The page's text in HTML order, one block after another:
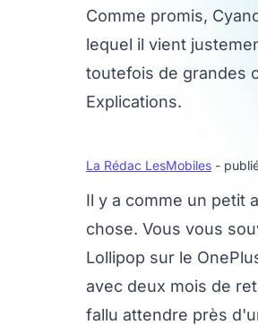
Comme promis,
lequel il vient
toutefois de grandes
Explications.
La Rédac LesMobiles -
Il y a comme un petit
chose. Vous vous
Lollipop sur le
avec deux mois de
fallu attendre près